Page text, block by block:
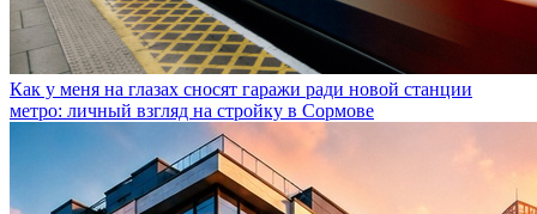
Как у меня на глазах сносят гаражи ради новой станции
метро: личный взгляд на стройку в Сормове